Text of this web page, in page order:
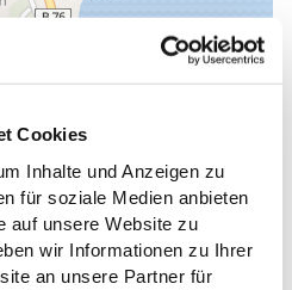
Cookies
Inhalte und Anzeigen zu
für soziale Medien anbieten
auf unsere Website zu
wir Informationen zu Ihrer
an unsere Partner für